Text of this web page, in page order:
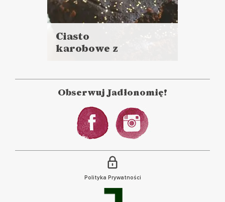
Ciasto
karobowe z
Czas przygotowania: 20 minut
+ 35 minut pieczenia
CIASTA I DESERY
Obserwuj Jadłonomię!
Polityka Prywatności